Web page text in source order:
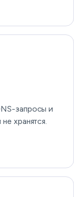
запросы и
хранятся.